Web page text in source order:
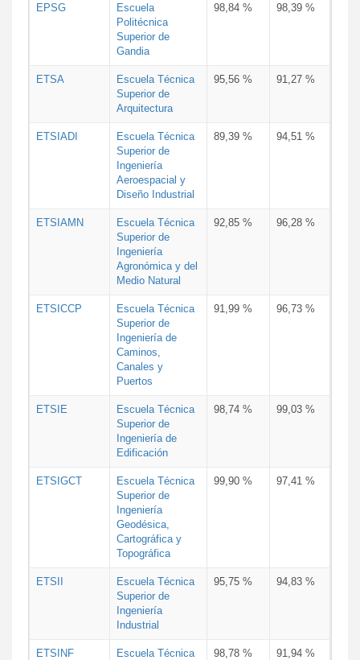
EPSG
Escuela
Politécnica
Superior de
Gandia
98,84 % 98,39 %
ETSA
Escuela Técnica
Superior de
Arquitectura
95,56 % 91,27 %
ETSIADI
Escuela Técnica
Superior de
Ingeniería
Aeroespacial y
Diseño Industrial
89,39 % 94,51 %
ETSIAMN
Escuela Técnica
Superior de
Ingeniería
Agronómica y del
Medio Natural
92,85 % 96,28 %
ETSICCP
Escuela Técnica
Superior de
Ingeniería de
Caminos,
Canales y
Puertos
91,99 % 96,73 %
ETSIE
Escuela Técnica
Superior de
Ingeniería de
Edificación
98,74 % 99,03 %
ETSIGCT
Escuela Técnica
Superior de
Ingeniería
Geodésica,
Cartográfica y
Topográfica
99,90 % 97,41 %
ETSII
Escuela Técnica
Superior de
Ingeniería
Industrial
95,75 % 94,83 %
ETSINF
Escuela Técnica
98,78 % 91,94 %